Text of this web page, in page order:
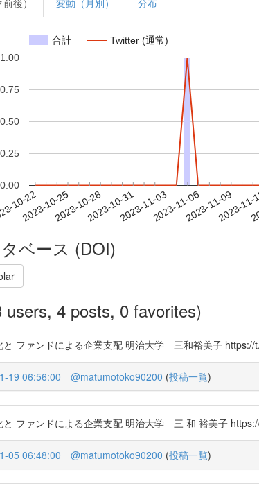
後） 変動（月別） 分布
合計 Twitter (通常)
10-22
2023-10-252023-10-282023-10-312023-11-032023-11-062023-11-09
2023-
0.00
0.25
0.50
0.75
1.00
ベース (DOI)
users, 4 posts, 0 favorites)
と ファンドによる企業支配 明治大学 三和裕美子 https://
19 06:56:00 @matumotoko90200 (投稿一覧)
と ファンドによる企業支配 明治大学 三 和 裕美子
05 06:48:00 @matumotoko90200 (投稿一覧)